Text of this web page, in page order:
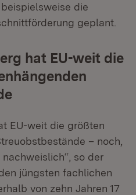
die
geplant.
hat EU-weit die
EU-weit die größten
– noch,
so der
jüngsten fachlichen
von zehn Jahren 17